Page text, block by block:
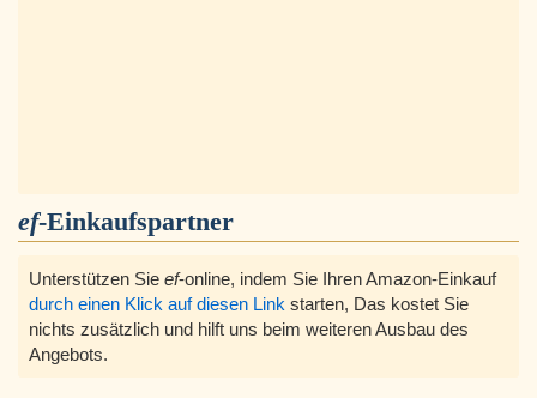
ef-Einkaufspartner
Unterstützen Sie ef-online, indem Sie Ihren Amazon-Einkauf
durch einen Klick auf diesen Link starten, Das kostet Sie
nichts zusätzlich und hilft uns beim weiteren Ausbau des
Angebots.